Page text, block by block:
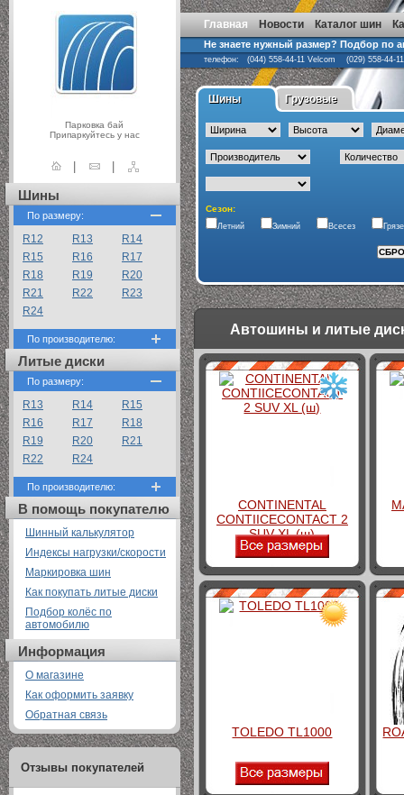
Парковка бай
Припаркуйтесь у нас
| |
Главная Новости Каталог шин
Не знаете нужный размер? Подбор по
телефон: (044) 558-44-11 Velcom (029) 558-44-
Шины Грузовые
Сезон:
Летний Зимний Всесез
Автошины и литые
CONTINENTAL
CONTIICECONTACT 2
SUV XL (ш)
TOLEDO TL1000
Шины
По размеру:
R12 R13
R14
R15
R16
R17
R18
R19
R20
R21
R22
R23
R24
По производителю:
Литые диски
По размеру:
R13 R14
R15
R16
R17
R18
R19
R20
R21
R22
R24
По производителю:
В помощь покупателю
Шинный калькулятор
Индексы нагрузки/скорости
Маркировка шин
Как покупать литые диски
Подбор колёс по
автомобилю
Информация
О магазине
Как оформить заявку
Обратная связь
Отзывы покупателей